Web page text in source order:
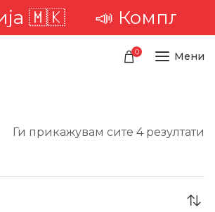
🇲🇰 📣
0 Мени
Ги прикажувам сите 4 резултати